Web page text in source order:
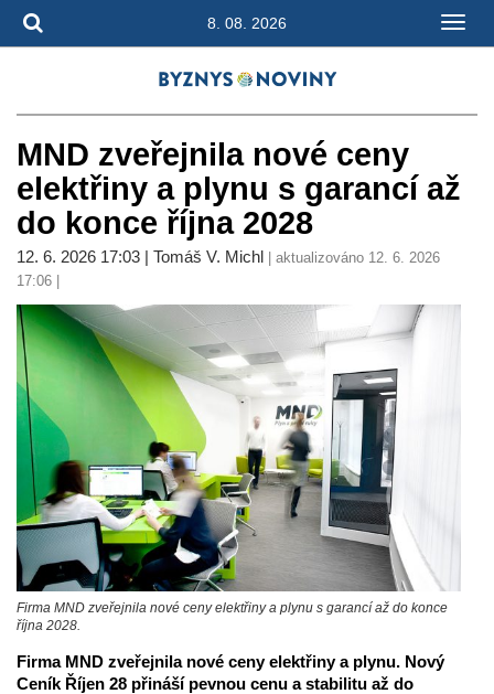
8. 08. 2026
MND zveřejnila nové ceny
elektřiny a plynu s garancí až
do konce října 2028
12. 6. 2026 17:03 | Tomáš V. Michl | aktualizováno 12. 6. 2026
17:06 |
Firma MND zveřejnila nové ceny elektřiny a plynu s garancí až do konce
října 2028.
Firma MND zveřejnila nové ceny elektřiny a plynu. Nový
Ceník Říjen 28 přináší pevnou cenu a stabilitu až do